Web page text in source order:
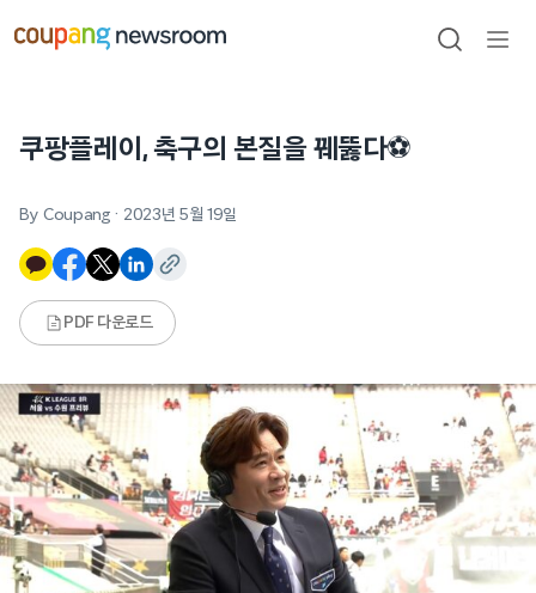
건너뛰기
검색
쿠팡플레이, 축구의 본질을 꿰뚫다⚽️
By Coupang · 2023년 5월 19일
PDF 다운로드